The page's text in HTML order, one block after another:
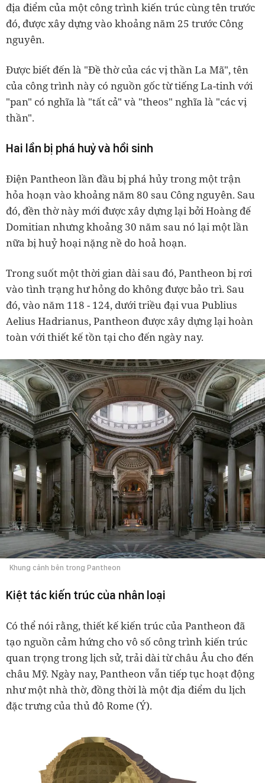
địa điểm của một công trình kiến ​​trúc cùng tên trước
đó, được xây dựng vào khoảng năm 25 trước Công
nguyên.
Được biết đến là "Đề thờ của các vị thần La Mã", tên
của công trình này có nguồn gốc từ tiếng La-tinh với
"pan" có nghĩa là "tất cả" và "theos" nghĩa là "các vị
thần".
Hai lần bị phá huỷ và hồi sinh
Điện Pantheon lần đầu bị phá hủy trong một trận
hỏa hoạn vào khoảng năm 80 sau Công nguyên. Sau
đó, đền thờ này mới được xây dựng lại bởi Hoàng đế
Domitian nhưng khoảng 30 năm sau nó lại một lần
nữa bị huỷ hoại nặng nề do hoả hoạn.
Trong suốt một thời gian dài sau đó, Pantheon bị rơi
vào tình trạng hư hỏng do không được bảo trì. Sau
đó, vào năm 118 - 124, dưới triều đại vua Publius
Aelius Hadrianus, Pantheon được xây dựng lại hoàn
toàn với thiết kế tồn tại cho đến ngày nay.
Khung cảnh bên trong Pantheon
Kiệt tác kiến trúc của nhân loại
Có thể nói rằng, thiết kế kiến trúc của Pantheon đã
tạo nguồn cảm hứng cho vô số công trình kiến trúc
quan trọng trong lịch sử, trải dài từ châu Âu cho đến
châu Mỹ. Ngày nay, Pantheon vẫn tiếp tục hoạt động
như một nhà thờ, đồng thời là một địa điểm du lịch
đặc trưng của thủ đô Rome (Ý).